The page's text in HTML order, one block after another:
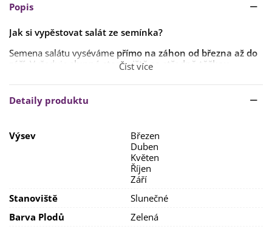
Popis
Jak si vypěstovat salát ze semínka?
Semena salátu vyséváme přímo na záhon od března až do
září . Vyžaduje
slunné stanoviště se středně těžkou,
humus.
Salát špatně snáší přímé hnojení a kyselé půdy. Ideální
netkanou textilií
rostliny před škůdci a zkrátí období vegetace.
dostatečnou zálivku, která zajistí šťavnaté a
křupavé listy.
Číst více
Detaily produktu
Výsev
Březen
Duben
Květen
Říjen
Září
Stanoviště
Slunečné
Barva Plodů
Zelená